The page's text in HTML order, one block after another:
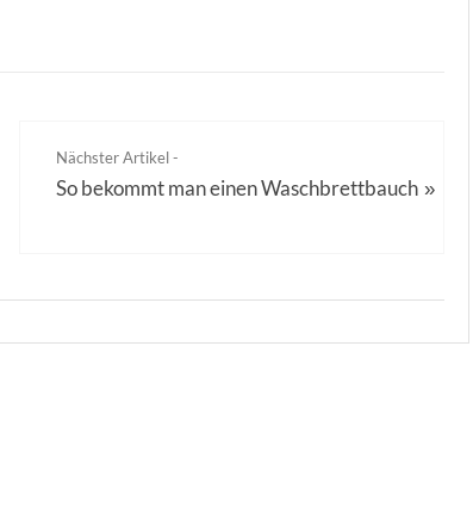
Nächster Artikel -
So bekommt man einen Waschbrettbauch »